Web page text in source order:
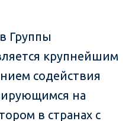
Группы
крупнейшим
содействия
на
в странах с